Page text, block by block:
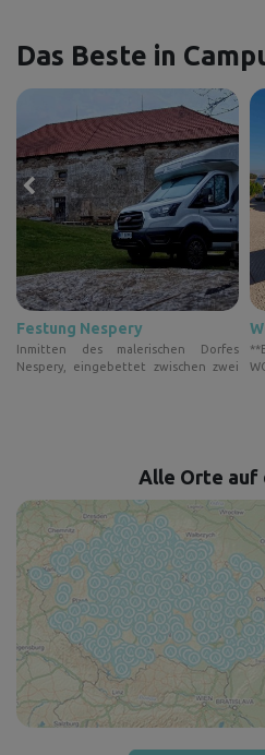
Das Beste in
Festung Nespery
Inmitten des malerischen Dorfes
Nespery, eingebettet zwischen zwei
Alle Orte auf